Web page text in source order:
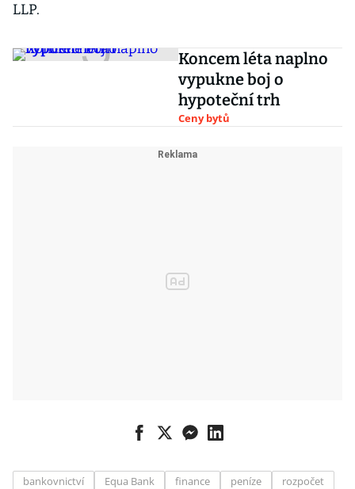
LLP.
Koncem léta naplno
vypukne boj o
hypoteční trh
Ceny bytů
bankovnictví Equa Bank finance peníze rozpočet